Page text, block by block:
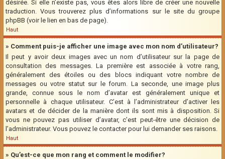
désirée. Si elle n’existe pas, vous êtes alors libre de créer une nouvelle
traduction. Vous trouverez plus d’informations sur le site du groupe
phpBB (voir le lien en bas de page).
Haut
» Comment puis-je afficher une image avec mon nom d’utilisateur?
Il peut y avoir deux images avec un nom d’utilisateur sur la page de
consultation des messages. La première est associée à votre rang,
généralement des étoiles ou des blocs indiquant votre nombre de
messages ou votre statut sur le forum. La seconde, une image plus
grande, connue sous le nom d’avatar est généralement unique et
personnelle à chaque utilisateur. C’est à l’administrateur d’activer les
avatars et de décider de la manière dont ils sont mis à disposition. Si
vous ne pouvez pas utiliser d’avatar, c’est peut-être une décision de
l’administrateur. Vous pouvez le contacter pour lui demander ses raisons.
Haut
» Qu’est-ce que mon rang et comment le modifier?